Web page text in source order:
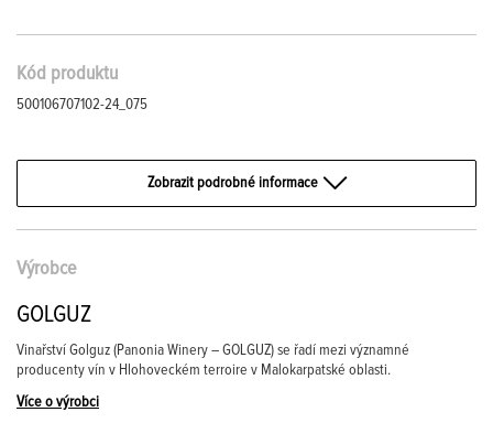
Kód produktu
500106707102-24_075
Zobrazit podrobné informace
Výrobce
GOLGUZ
Vinařství Golguz (Panonia Winery – GOLGUZ) se řadí mezi významné
producenty vín v Hlohoveckém terroire v Malokarpatské oblasti.
Více o výrobci